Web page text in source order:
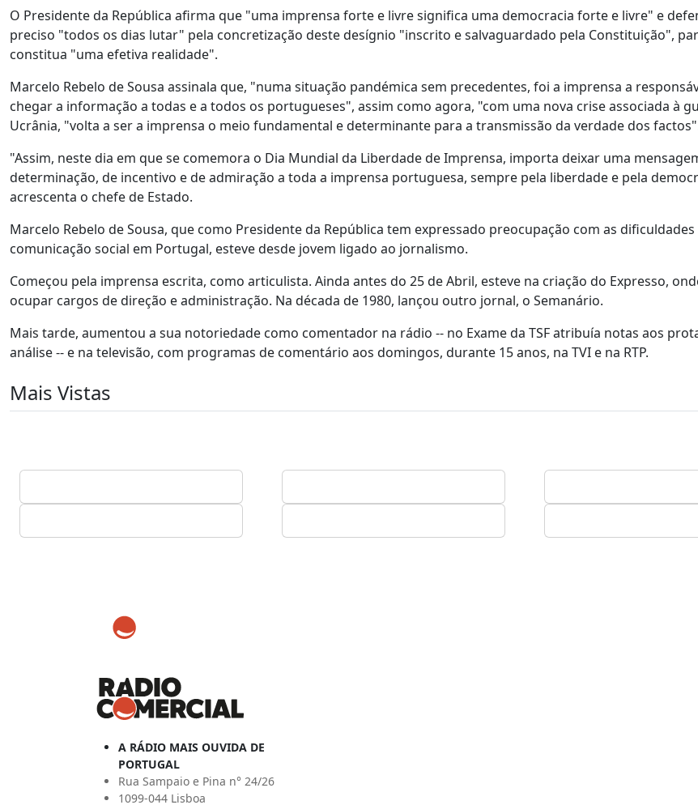
O Presidente da República afirma que "uma imprensa forte e livre significa uma democracia forte e livre" e
preciso "todos os dias lutar" pela concretização deste desígnio "inscrito e salvaguardado pela Constituição",
constitua "uma efetiva realidade".
Marcelo Rebelo de Sousa assinala que, "numa situação pandémica sem precedentes, foi a imprensa a
chegar a informação a todas e a todos os portugueses", assim como agora, "com uma nova crise associada à
Ucrânia, "volta a ser a imprensa o meio fundamental e determinante para a transmissão da verdade dos
"Assim, neste dia em que se comemora o Dia Mundial da Liberdade de Imprensa, importa deixar uma
determinação, de incentivo e de admiração a toda a imprensa portuguesa, sempre pela liberdade e pela
acrescenta o chefe de Estado.
Marcelo Rebelo de Sousa, que como Presidente da República tem expressado preocupação com as dificuldades
comunicação social em Portugal, esteve desde jovem ligado ao jornalismo.
Começou pela imprensa escrita, como articulista. Ainda antes do 25 de Abril, esteve na criação do Expresso,
ocupar cargos de direção e administração. Na década de 1980, lançou outro jornal, o Semanário.
Mais tarde, aumentou a sua notoriedade como comentador na rádio -- no Exame da TSF atribuía notas aos
análise -- e na televisão, com programas de comentário aos domingos, durante 15 anos, na TVI e na RTP.
Mais Vistas
A RÁDIO MAIS OUVIDA DE
PORTUGAL
Rua Sampaio e Pina n° 24/26
1099-044 Lisboa